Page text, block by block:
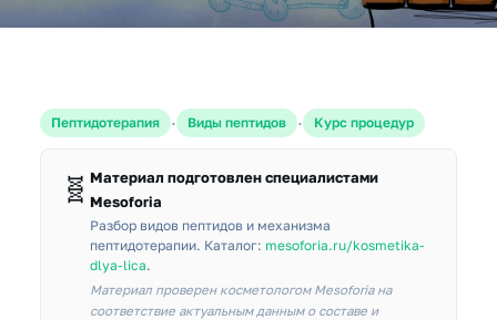
Пептидотерапия · Виды пептидов · Курс процедур
🧬 Материал подготовлен специалистами
Mesoforia
Разбор видов пептидов и механизма
пептидотерапии. Каталог: mesoforia.ru/kosmetika-
dlya-lica.
Материал проверен косметологом Mesoforia на
соответствие актуальным данным о составе и